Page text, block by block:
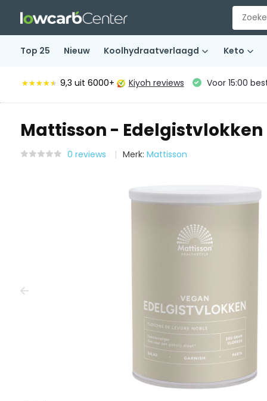
Top 25 Nieuw Koolhydraatverlaagd Keto
★★★★★
★★★★★ 9,3 uit 6000+ Kiyoh reviews Voor 15:00
Mattisson -
0 reviews Merk: Mattisson